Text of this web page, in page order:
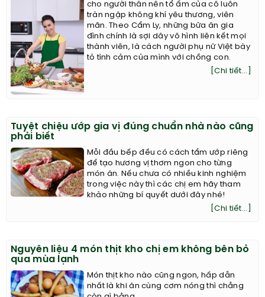
cho người thân nên tổ ấm của cô luôn
tràn ngập không khí yêu thương, viên
mãn. Theo Cẩm Ly, những bữa ăn gia
đình chính là sợi dây vô hình liên kết mọi
thành viên, là cách người phụ nữ Việt bày
tỏ tình cảm của mình với chồng con.
[Chi tiết...]
Tuyệt chiệu ướp gia vị đúng chuẩn nhà nào cũng
phải biết
Mỗi đầu bếp đều có cách tẩm ướp riêng
để tạo hương vị thơm ngon cho từng
món ăn. Nếu chưa có nhiều kinh nghiệm
trong việc này thì các chị em hãy tham
khảo những bí quyết dưới đây nhé!
[Chi tiết...]
Nguyên liệu 4 món thịt kho chị em không bên bỏ
qua mùa lạnh
Món thịt kho nào cũng ngon, hấp dẫn
nhất là khi ăn cùng cơm nóng thì chẳng